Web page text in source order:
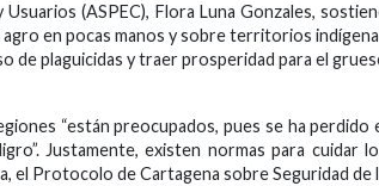
(ASPEC), Flora Luna Gonzales,
en pocas manos y sobre territorios
de plaguicidas y traer prosperidad para el
“están preocupados, pues se ha perdido
Justamente, existen normas para cuidar
el Protocolo de Cartagena sobre Seguridad de